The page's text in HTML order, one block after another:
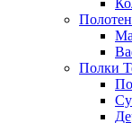
Полки